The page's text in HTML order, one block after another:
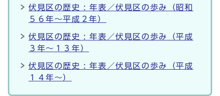
伏見区の歴史 : 年表／伏見区の歩み（昭和
５６年～平成２年）
伏見区の歴史 : 年表／伏見区の歩み（平成
３年～１３年）
伏見区の歴史 : 年表／伏見区の歩み（平成
１４年～）